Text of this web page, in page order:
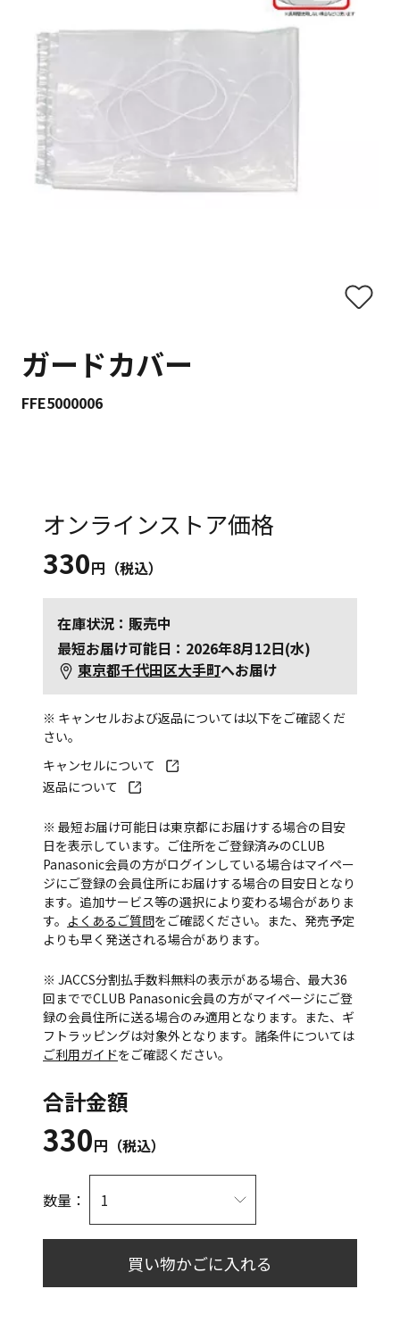
ガードカバー
FFE5000006
オンラインストア価格
330円（税込）
在庫状況：販売中
最短お届け可能日：2026年8月12日(水)
東京都千代田区大手町へお届け
※ キャンセルおよび返品については以下をご確認くだ
さい。
キャンセルについて
返品について
※ 最短お届け可能日は東京都にお届けする場合の目安
日を表示しています。ご住所をご登録済みのCLUB
Panasonic会員の方がログインしている場合はマイペー
ジにご登録の会員住所にお届けする場合の目安日となり
ます。追加サービス等の選択により変わる場合がありま
す。 よくあるご質問をご確認ください。また、発売予定
よりも早く発送される場合があります。
※ JACCS分割払手数料無料の表示がある場合、最大36
回まででCLUB Panasonic会員の方がマイページにご登
録の会員住所に送る場合のみ適用となります。また、ギ
フトラッピングは対象外となります。諸条件については
ご利用ガイドをご確認ください。
合計金額
330円（税込）
数量：
買い物かごに入れる